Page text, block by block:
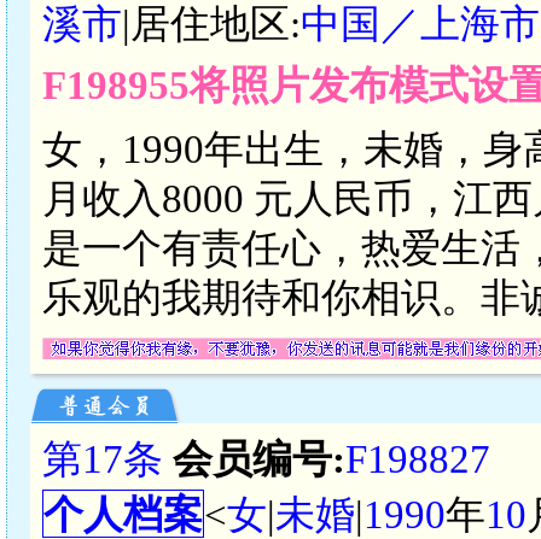
溪市|居住地区:中国／上海
F198955将照片发布模式设
女，1990年出生，未婚，
月收入8000 元人民币，江
是一个有责任心，热爱生活
乐观的我期待和你相识。
第17条 会员编号:F198827
个人档案<女|未婚|1990年10